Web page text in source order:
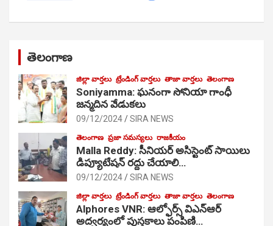
తెలంగాణ
జిల్లా వార్తలు ట్రేండింగ్ వార్తలు తాజా వార్తలు తెలంగాణ
Soniyamma: ఘ‌నంగా సోనియా గాంధీ
జ‌న్మ‌దిన వేడుక‌లు
09/12/2024 SIRA NEWS
తెలంగాణ ప్రజా సమస్యలు రాజకీయం
Malla Reddy: సీనియర్ అసిస్టెంట్ సాయిలు
డిప్యూటేషన్ రద్దు చేయాలి…
09/12/2024 SIRA NEWS
జిల్లా వార్తలు ట్రేండింగ్ వార్తలు తాజా వార్తలు తెలంగాణ
Alphores VNR: ఆల్ఫోర్స్ విఎన్ఆర్
అద్వర్యంలో పుస్తకాలు పంపిణి…